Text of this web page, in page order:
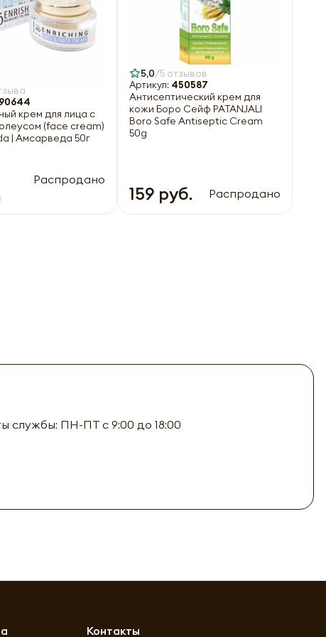
крем для лица с
(face cream)
| Амсарведа 50г
Распродано
5,0 5 отзывов
Артикул: 450587
Антисептический крем для
кожи Боро Сейф PATANJALI
Boro Safe Antiseptic Cream
50g
159 руб. Распродано
службы: ПН-ПТ с 9:00 до 18:00
Контакты